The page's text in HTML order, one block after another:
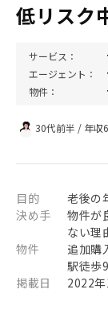
低リスク
サービス：
エージェント：
物件：
30代前半 / 年収
目的
老後の
決め手
物件が
ない理
物件
追加購
駅徒歩
掲載日
2022